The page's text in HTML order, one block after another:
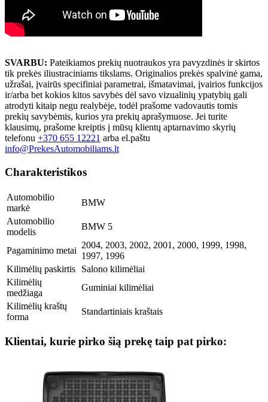
SVARBU: Pateikiamos prekių nuotraukos yra pavyzdinės ir skirtos
tik prekės iliustraciniams tikslams. Originalios prekės spalvinė gama,
užrašai, įvairūs specifiniai parametrai, išmatavimai, įvairios funkcijos
ir/arba bet kokios kitos savybės dėl savo vizualinių ypatybių gali
atrodyti kitaip negu realybėje, todėl prašome vadovautis tomis
prekių savybėmis, kurios yra prekių aprašymuose. Jei turite
klausimų, prašome kreiptis į mūsų klientų aptarnavimo skyrių
telefonu +370 655 12221 arba el.paštu
info@PrekesAutomobiliams.lt
Charakteristikos
Automobilio
markė
BMW
Automobilio
modelis
BMW 5
Pagaminimo metai
2004, 2003, 2002, 2001, 2000, 1999, 1998,
1997, 1996
Kilimėlių paskirtis
Salono kilimėliai
Kilimėlių
medžiaga
Guminiai kilimėliai
Kilimėlių kraštų
forma
Standartiniais kraštais
Klientai, kurie pirko šią prekę taip pat pirko: